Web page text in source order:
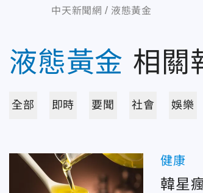
中天新聞網 液態黃金
液態黃金 相關
全部 即時 要聞 社會 娛樂
健康
韓星